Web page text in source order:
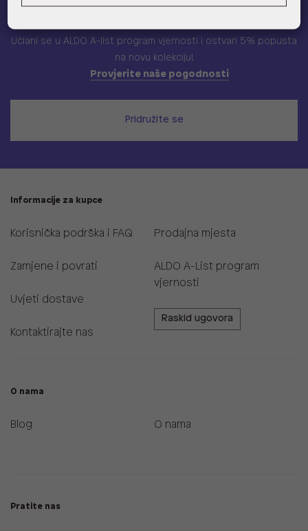
Učlani se u ALDO A-list program vjernosti i ostvari 5% popusta
na novu kolekciju!
Provjerite naše pogodnosti
Pridružite se
Informacije za kupce
Korisnička podrška i FAQ
Zamjene i povrati
Uvjeti dostave
Kontaktirajte nas
Prodajna mjesta
ALDO A-List program
vjernosti
Raskid ugovora
O nama
Blog O nama
Pratite nas